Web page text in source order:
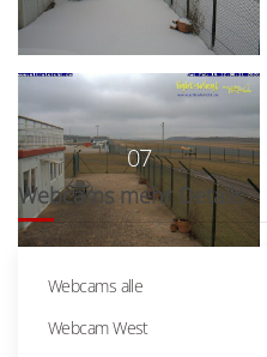
07
Woche 27-52
Webcams mehr Details
Webcams alle
Webcam West